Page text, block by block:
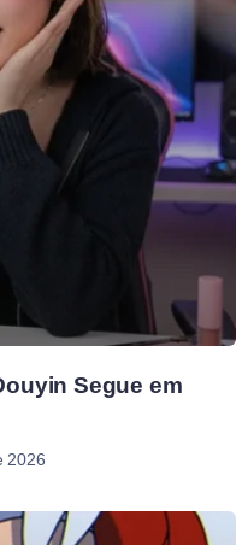
Segue em
2026